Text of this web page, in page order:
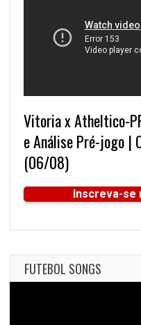
Vitoria x Atheltico-
e Análise Pré-jogo |
(06/08)
Inscreva-se
FUTEBOL SONGS